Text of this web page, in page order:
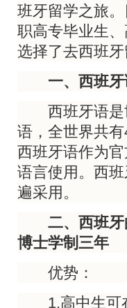
班牙留学之旅
职高专毕业生
选择了去西班
一、西班牙
西班牙语是
语，全世界共
西班牙语作为
语言使用。西
遍采用。
二、西班牙
博士学制三年
优势：
1.高中生可在